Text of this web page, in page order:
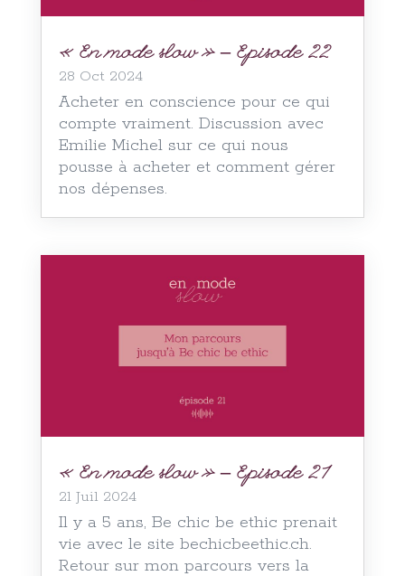
« En mode slow » – Episode 22
28 Oct 2024
Acheter en conscience pour ce qui
compte vraiment. Discussion avec
Emilie Michel sur ce qui nous
pousse à acheter et comment gérer
nos dépenses.
« En mode slow » – Episode 21
21 Juil 2024
Il y a 5 ans, Be chic be ethic prenait
vie avec le site bechicbeethic.ch.
Retour sur mon parcours vers la